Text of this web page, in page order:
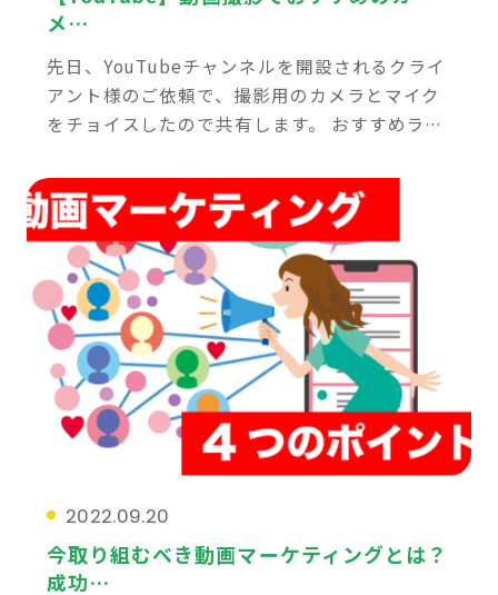
メ…
先日、YouTubeチャンネルを開設されるクライ
アント様のご依頼で、撮影用のカメラとマイク
をチョイスしたので共有します。 おすすめライ
ズバリ一択は今回で第２弾なので、晴れてシリ
[…]
2022.09.20
今取り組むべき動画マーケティングとは？
成功…